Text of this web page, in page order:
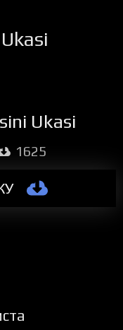
Ukasi
1625